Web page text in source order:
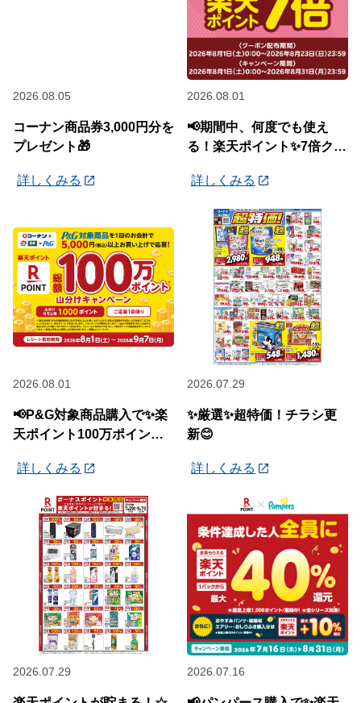
2026.08.05
コーナン商品券3,000円分を
プレゼント🎁
詳しくみる
2026.08.01
📢期間中、何度でも使え
る！楽天ポイント✨7倍クー
詳しくみる
2026.08.01
📢P&G対象商品購入で✨楽
天ポイント100万ポイント
詳しくみる
2026.07.29
✨厳選✨超特価！チラシ更
新😊
詳しくみる
2026.07.29 2026.07.16